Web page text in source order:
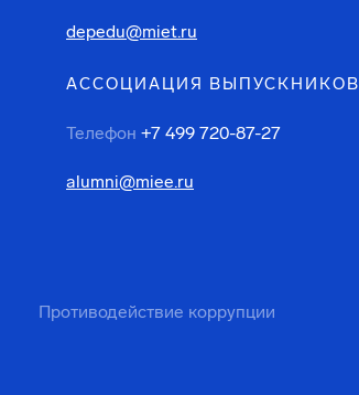
depedu@miet.ru
АССОЦИАЦИЯ ВЫПУСКНИКОВ
Телефон +7 499 720-87-27
alumni@miee.ru
Противодействие коррупции